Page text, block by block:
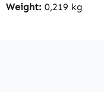
Weight: 0,219 kg